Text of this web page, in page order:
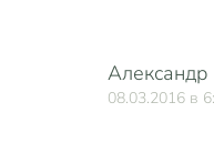
Александр
08.03.2016 в